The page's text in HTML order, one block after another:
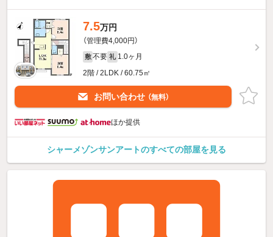
7.5万円
（管理費4,000円）
敷 不要 礼 1.0ヶ月
2階 / 2LDK / 60.75㎡
お問い合わせ （無料）
ほか提供
シャーメゾンサンアートのすべての部屋を見る